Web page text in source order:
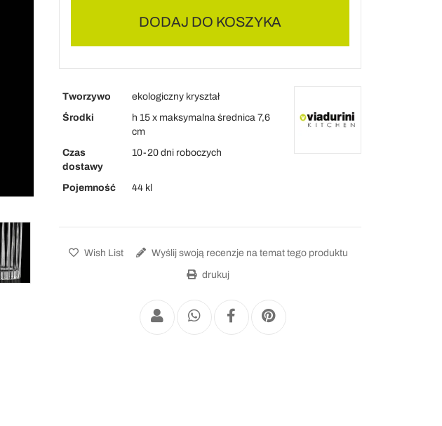
DODAJ DO KOSZYKA
Tworzywo
ekologiczny kryształ
Środki
h 15 x maksymalna średnica 7,6
cm
Czas
dostawy
10-20 dni roboczych
Pojemność 44 kl
Wish List Wyślij swoją recenzje na temat tego produktu
drukuj